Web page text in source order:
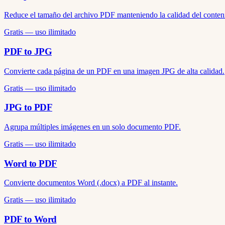
Reduce el tamaño del archivo PDF manteniendo la calidad del
Gratis — uso ilimitado
PDF to JPG
Convierte cada página de un PDF en una imagen JPG de alta calidad.
Gratis — uso ilimitado
JPG to PDF
Agrupa múltiples imágenes en un solo documento PDF.
Gratis — uso ilimitado
Word to PDF
Convierte documentos Word (.docx) a PDF al instante.
Gratis — uso ilimitado
PDF to Word